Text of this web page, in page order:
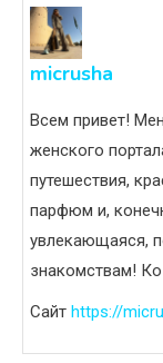
micrusha
Всем привет!
женского
путешествия,
парфюм и,
увлекающаяся,
знакомствам!
Сайт https://